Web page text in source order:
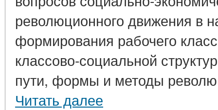
революционного движения в
формирования рабочего
классово-социальной
пути, формы и методы
Читать далее